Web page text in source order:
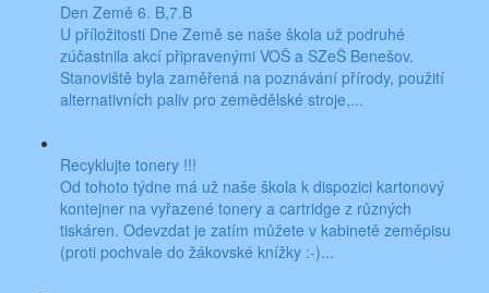
Den Země 6. B,7.B
U příložitosti Dne Země se naše škola už podruhé
zúčastnila akcí připravenými VOŠ a SZeŠ Benešov.
Stanoviště byla zaměřená na poznávání přírody, použití
alternativních paliv pro zemědělské stroje,...
Recyklujte tonery !!!
Od tohoto týdne má už naše škola k dispozici kartonový
kontejner na vyřazené tonery a cartridge z různých
tiskáren. Odevzdat je zatím můžete v kabinetě zeměpisu
(proti pochvale do žákovské knížky :-)...